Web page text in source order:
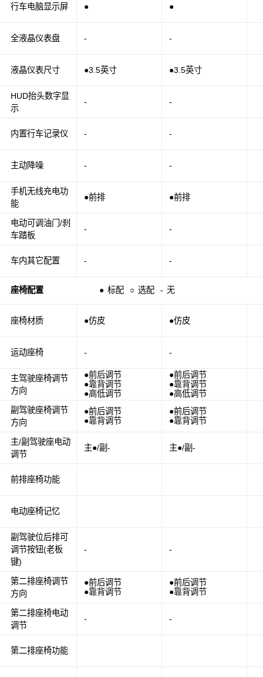
行车电脑显示屏
全液晶仪表盘
液晶仪表尺寸
HUD抬头数字显
示
内置行车记录仪
主动降噪
手机无线充电功
能
电动可调油门/刹
车踏板
车内其它配置
座椅配置 ● 标配 ○ 选配 - 无
座椅材质
运动座椅
主驾驶座椅调节
方向
副驾驶座椅调节
方向
主/副驾驶座电动
调节
前排座椅功能
电动座椅记忆
副驾驶位后排可
调节按钮(老板
键)
第二排座椅调节
方向
第二排座椅电动
调节
第二排座椅功能
● ●
- -
●3.5英寸 ●3.5英寸
- -
- -
- -
●前排 ●前排
- -
- -
●仿皮 ●仿皮
- -
●前后调节
●靠背调节
●高低调节
●前后调节
●靠背调节
●高低调节
●前后调节
●靠背调节
●前后调节
●靠背调节
主●/副- 主●/副-
- -
●前后调节
●靠背调节
●前后调节
●靠背调节
- -